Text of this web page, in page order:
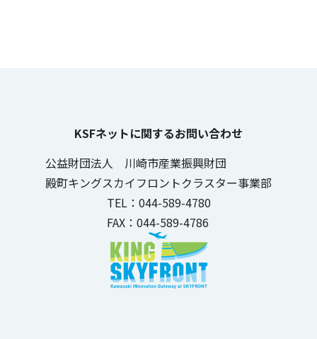
KSFネットに関するお問い合わせ
公益財団法人 川崎市産業振興財団
殿町キングスカイフロントクラスター事業部
TEL：044-589-4780
FAX：044-589-4786